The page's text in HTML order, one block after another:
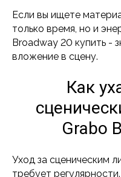
Если вы ищете
только время, но и
Broadway 20 купить -
вложение в сцену.
Как
Grabo
Уход за сценическим
требует